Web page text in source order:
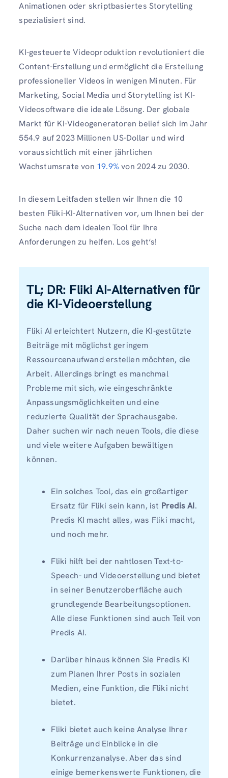
Animationen oder skriptbasiertes Storytelling
spezialisiert sind.
KI-gesteuerte Videoproduktion revolutioniert die
Content-Erstellung und ermöglicht die Erstellung
professioneller Videos in wenigen Minuten. Für
Marketing, Social Media und Storytelling ist KI-
Videosoftware die ideale Lösung. Der globale
Markt für KI-Videogeneratoren belief sich im Jahr
554.9 auf 2023 Millionen US-Dollar und wird
voraussichtlich mit einer jährlichen
Wachstumsrate von 19.9% von 2024 zu 2030.
In diesem Leitfaden stellen wir Ihnen die 10
besten Fliki-KI-Alternativen vor, um Ihnen bei der
Suche nach dem idealen Tool für Ihre
Anforderungen zu helfen. Los geht‘s!
TL; DR: Fliki AI-Alternativen für
die KI-Videoerstellung
Fliki AI erleichtert Nutzern, die KI-gestützte
Beiträge mit möglichst geringem
Ressourcenaufwand erstellen möchten, die
Arbeit. Allerdings bringt es manchmal
Probleme mit sich, wie eingeschränkte
Anpassungsmöglichkeiten und eine
reduzierte Qualität der Sprachausgabe.
Daher suchen wir nach neuen Tools, die diese
und viele weitere Aufgaben bewältigen
können.
Ein solches Tool, das ein großartiger
Ersatz für Fliki sein kann, ist Predis AI.
Predis KI macht alles, was Fliki macht,
und noch mehr.
Fliki hilft bei der nahtlosen Text-to-
Speech- und Videoerstellung und bietet
in seiner Benutzeroberfläche auch
grundlegende Bearbeitungsoptionen.
Alle diese Funktionen sind auch Teil von
Predis AI.
Darüber hinaus können Sie Predis KI
zum Planen Ihrer Posts in sozialen
Medien, eine Funktion, die Fliki nicht
bietet.
Fliki bietet auch keine Analyse Ihrer
Beiträge und Einblicke in die
Konkurrenzanalyse. Aber das sind
einige bemerkenswerte Funktionen, die